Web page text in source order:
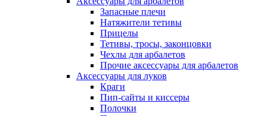
Запасные плечи
Натяжители тетивы
Прицелы
Тетивы, тросы, законцовки
Чехлы для арбалетов
Прочие аксессуары для арбалетов
Аксессуары для луков
Краги
Пип-сайты и киссеры
Полочки